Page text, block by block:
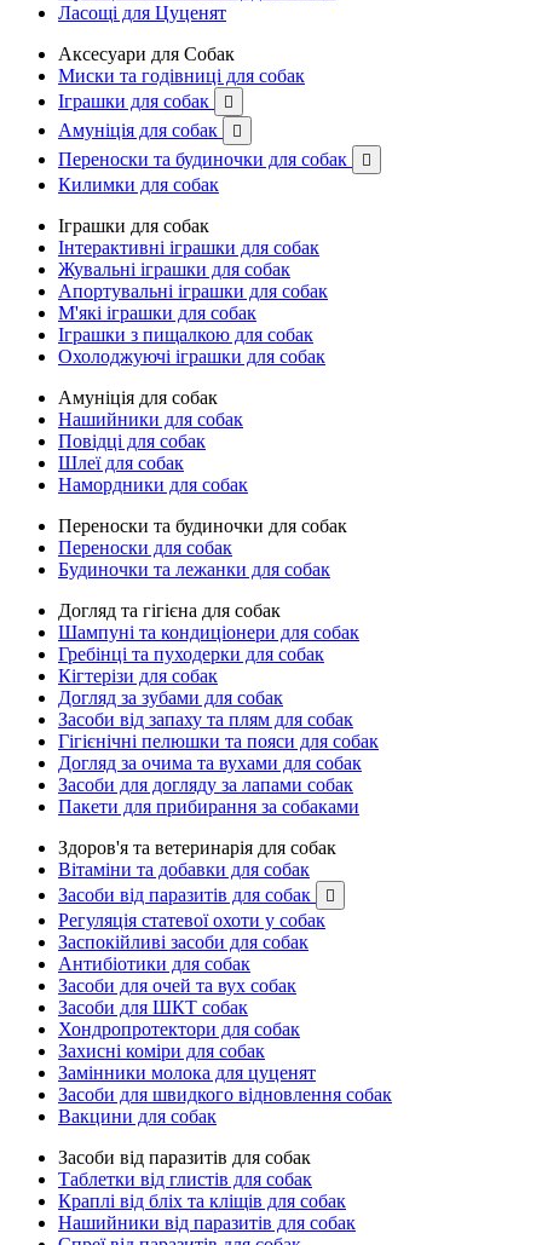
Ласощі для Цуценят
Аксесуари для Собак
Миски та годівниці для собак
Іграшки для собак

Амуніція для собак 
Переноски та будиночки для собак 
Килимки для собак
Іграшки для собак
Інтерактивні іграшки для собак
Жувальні іграшки для собак
Апортувальні іграшки для собак
М'які іграшки для собак
Іграшки з пищалкою для собак
Охолоджуючі іграшки для собак
Амуніція для собак
Нашийники для собак
Повідці для собак
Шлеї для собак
Намордники для собак
Переноски та будиночки для собак
Переноски для собак
Будиночки та лежанки для собак
Догляд та гігієна для собак
Шампуні та кондиціонери для собак
Гребінці та пуходерки для собак
Кігтерізи для собак
Догляд за зубами для собак
Засоби від запаху та плям для собак
Гігієнічні пелюшки та пояси для собак
Догляд за очима та вухами для собак
Засоби для догляду за лапами собак
Пакети для прибирання за собаками
Здоров'я та ветеринарія для собак
Вітаміни та добавки для собак
Засоби від паразитів для собак

Регуляція статевої охоти у собак
Заспокійливі засоби для собак
Антибіотики для собак
Засоби для очей та вух собак
Засоби для ШКТ собак
Хондропротектори для собак
Захисні коміри для собак
Замінники молока для цуценят
Засоби для швидкого відновлення собак
Вакцини для собак
Засоби від паразитів для собак
Таблетки від глистів для собак
Краплі від бліх та кліщів для собак
Нашийники від паразитів для собак